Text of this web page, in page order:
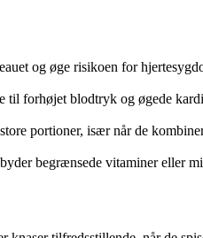
og øge risikoen for
til forhøjet blodtryk og øgede
portioner, især når de
begrænsede vitaminer eller